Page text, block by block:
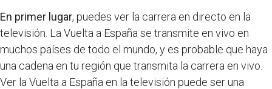
En primer lugar, puedes ver la carrera en directo en la
televisión. La Vuelta a España se transmite en vivo en
muchos países de todo el mundo, y es probable que haya
una cadena en tu región que transmita la carrera en vivo.
Ver la Vuelta a España en la televisión puede ser una